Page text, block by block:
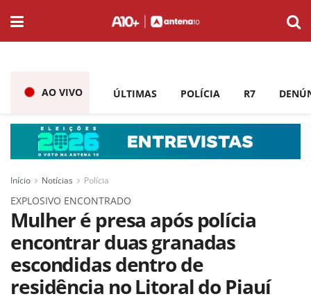
AO VIVO ÚLTIMAS POLÍCIA R7
Início Notícias Polícia
EXPLOSIVO ENCONTRADO
Mulher é presa após polícia
encontrar duas granadas
escondidas dentro de
residência no Litoral do Piauí